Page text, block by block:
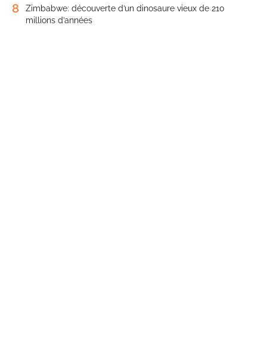
8
Zimbabwe: découverte d’un dinosaure vieux de 210
millions d’années